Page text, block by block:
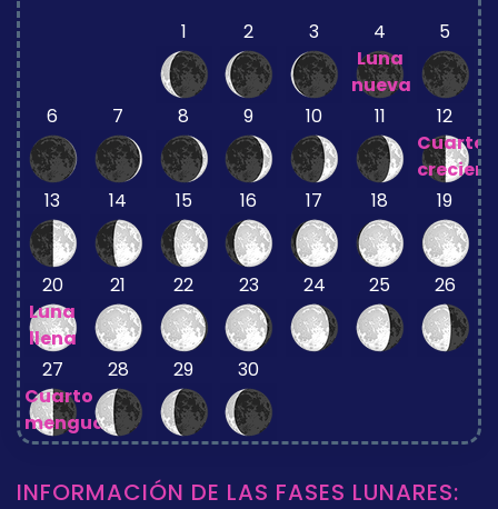
1 2 3
4
Luna
nueva
5
6 7 8 9 10 11
12
Cuarto
13
14 15 16 17 18 19
20
Luna
llena
21 22 23 24 25 26
27
Cuarto
menguante
28 29 30
INFORMACIÓN DE LAS FASES LUNARES: